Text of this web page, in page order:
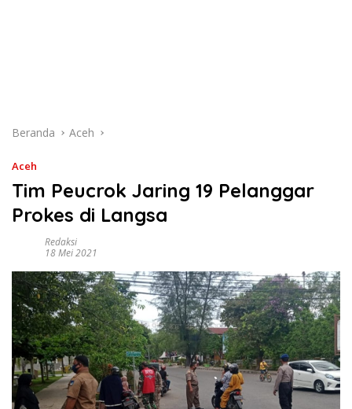
Beranda Aceh
Aceh
Tim Peucrok Jaring 19 Pelanggar
Prokes di Langsa
Redaksi
18 Mei 2021